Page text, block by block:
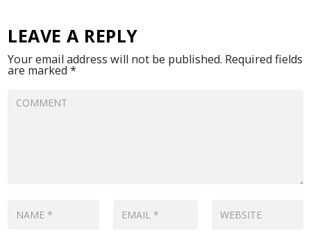
LEAVE A REPLY
Your email address will not be published. Required fields
are marked*